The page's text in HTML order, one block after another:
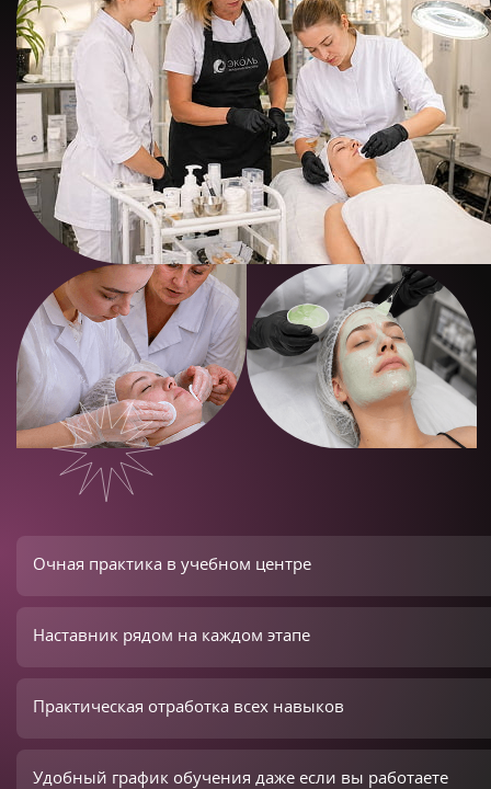
Очная практика в учебном центре
Наставник рядом на каждом этапе
Практическая отработка всех навыков
Удобный график обучения даже если вы работаете